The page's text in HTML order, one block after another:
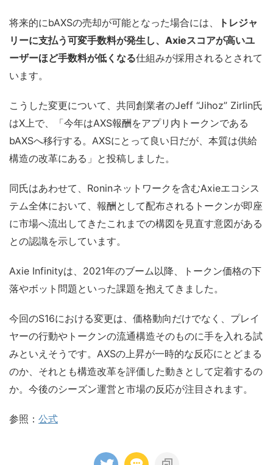
将来的にbAXSの売却が可能となった場合には、
トレジャ
リーに支払う可変手数料が発生し、Axieスコアが高いユ
ーザーほど手数料が低くなる仕組みが採用されるとされて
います。
こうした変更について、共同創業者のJeff “Jihoz” Zirlin氏
はX上で、「今年はAXS報酬をアプリ内トークンである
bAXSへ移行する。AXSにとって良い日だが、本質は供給
構造の改革にある」と投稿しました。
同氏はあわせて、Roninネットワークを含むAxieエコシス
テム全体において、報酬として配布されるトークンが即座
に市場へ流出してきたこれまでの構図を見直す意図がある
との認識を示しています。
Axie Infinityは、2021年のブーム以降、トークン価格の下
落やボット問題といった課題を抱えてきました。
今回のS16における変更は、価格動向だけでなく、プレイ
ヤーの行動やトークンの流通構造そのものに手を入れる試
みといえそうです。AXSの上昇が一時的な反応にとどまる
のか、それとも構造改革を評価した動きとして定着するの
か。今後のシーズン運営と市場の反応が注目されます。
参照： 公式